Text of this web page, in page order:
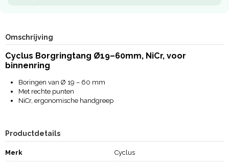
Omschrijving
Cyclus Borgringtang Ø19–60mm, NiCr, voor
binnenring
Boringen van Ø 19 – 60 mm
Met rechte punten
NiCr, ergonomische handgreep
Productdetails
Merk Cyclus